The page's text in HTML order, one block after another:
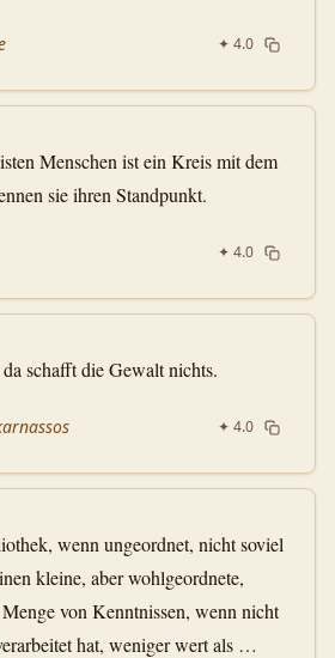
✦ 4.0
Menschen ist ein Kreis mit dem
sie ihren Standpunkt.
✦ 4.0
schafft die Gewalt nichts.
✦ 4.0
wenn ungeordnet, nicht soviel
kleine, aber wohlgeordnete,
von Kenntnissen, wenn nicht
hat, weniger wert als …